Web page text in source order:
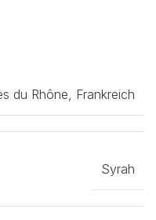
du Rhône, Frankreich
Syrah